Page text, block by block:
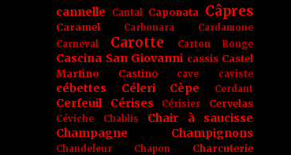
cannelle
Cantal Caponata Câpres
Caramel Carbonara
Cardamone
Carneval
Carotte Carton Rouge
Cascina San Giovanni cassis Castel
Martino
Castino cave caviste
cébettes Céleri Cèpe Cerdant
Cerfeuil Cérises Cérisier Cervelas
Céviche Chablis
Chair à saucisse
Champagne
Champignons
Chandeleur Chapon
Charcuterie